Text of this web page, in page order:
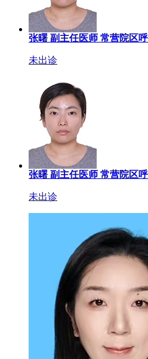
张曙 副主任医师 常营院区
未出诊
张曙 副主任医师 常营院区
未出诊